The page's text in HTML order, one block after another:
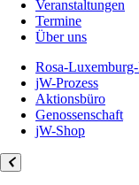
Veranstaltungen
Termine
Über uns
Rosa-
jW-Prozess
Aktionsbüro
Genossenschaft
jW-Shop